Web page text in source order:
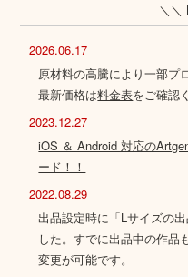
＼＼
2026.06.17
原材料の高騰により一部プ
最新価格は料金表をご確認
2023.12.27
iOS ＆ Android 対応の
ード！！
2022.08.29
出品設定時に「Lサイズの
した。すでに出品中の作品
変更が可能です。